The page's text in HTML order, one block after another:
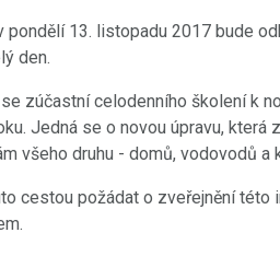
pondělí 13. listopadu 2017 bude
den.
zúčastní celodenního školení k
Jedná se o novou úpravu,
všeho druhu - domů, vodovodů a
cestou požádat o zveřejnění této